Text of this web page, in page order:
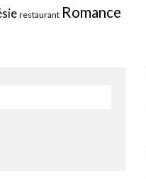
restaurant Romance